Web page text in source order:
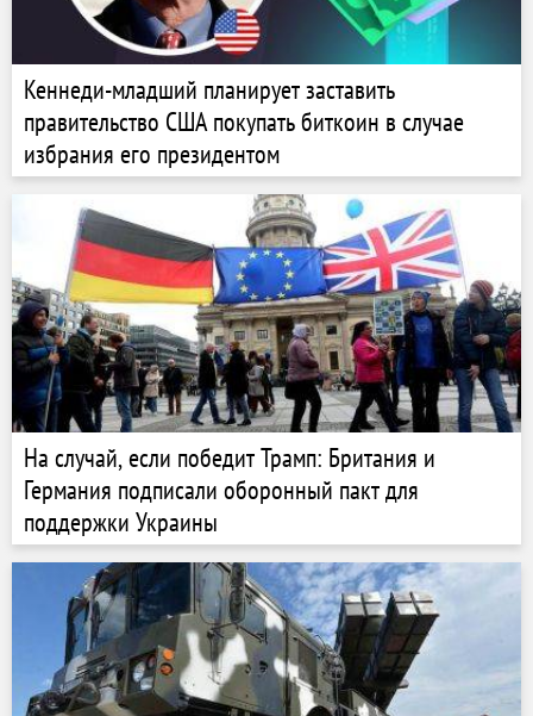
Кеннеди-младший планирует заставить
правительство США покупать биткоин в случае
избрания его президентом
На случай, если победит Трамп: Британия и
Германия подписали оборонный пакт для
поддержки Украины